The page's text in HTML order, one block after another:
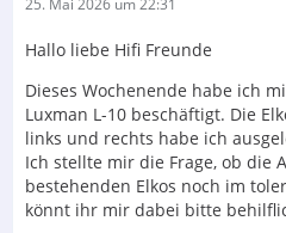
Hallo liebe Hifi Freunde
Dieses Wochenende habe ich
Luxman L-10 beschäftigt. Die
links und rechts habe ich
Ich stellte mir die Frage, ob die
bestehenden Elkos noch im
könnt ihr mir dabei bitte